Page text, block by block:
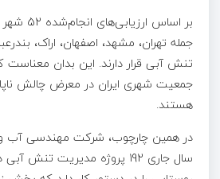
جمله تهران، مشهد، اصفهان، اراک،
تنش آبی قرار دارند. این بدان معناست
جمعیت شهری ایران در معرض چالش
هستند.
در همین چارچوب، شرکت مهندسی آب و
سال جاری 192 پروژه مدیریت